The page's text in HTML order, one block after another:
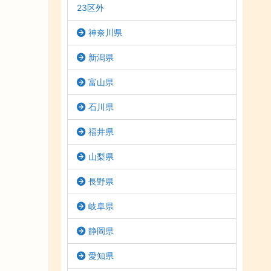
23区外
神奈川県
新潟県
富山県
石川県
福井県
山梨県
長野県
岐阜県
静岡県
愛知県